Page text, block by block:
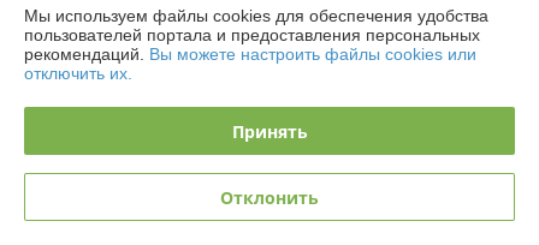
Юридическое лицо:ООО «АльгенаЛайт»
225209, г. Береза Брестской обл., ул. Комсомольская, 1Б
Регистрационный номер ЕГР: 291184364
УНП: 291184364
Регистрационный орган: Березовский РИК
Дата регистрации компании: 13.03.2014
Местонахождение книги жалоб и предложений: ул. Комсомольская, 1Б
Мы используем файлы cookies для обеспечения удобства
пользователей портала и предоставления персональных
рекомендаций. Вы можете настроить файлы cookies или
отключить их.
Принять
Отклонить